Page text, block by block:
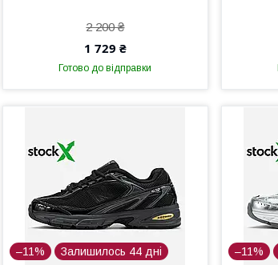
2 200 ₴
1 729 ₴
Готово до відправки
–11% Залишилось 44 дні –11%